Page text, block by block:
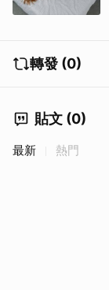
轉發 (0)
貼文 (0)
最新 熱門